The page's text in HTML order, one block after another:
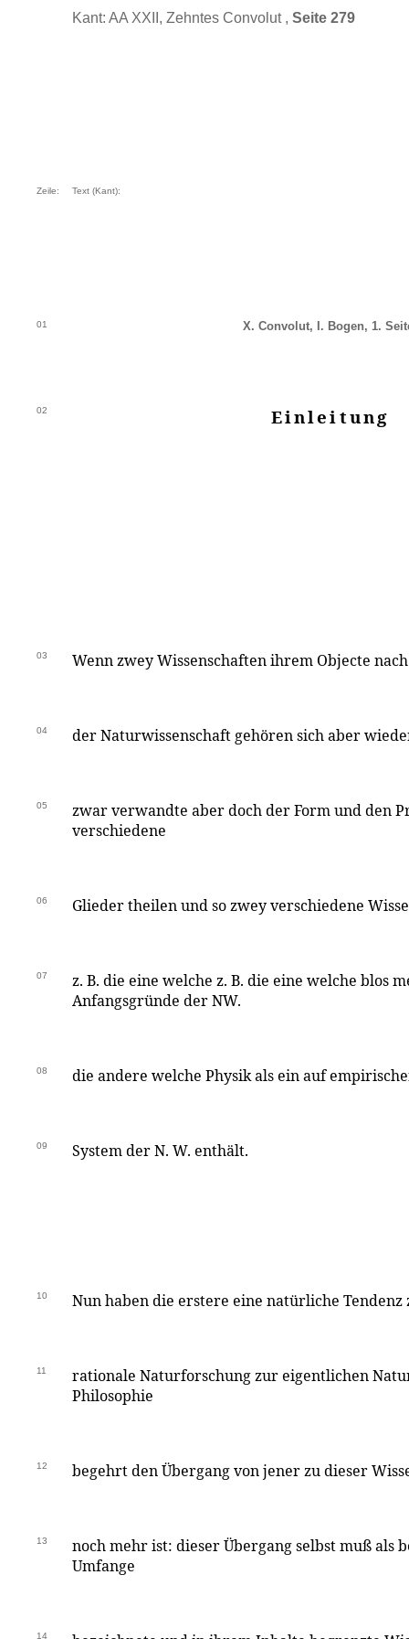
Kant: AA XXII, Zehntes Convolut , Seite 279
Zeile: Text (Kant):
01 X. Convolut, I. Bogen, 1.
02 Einleitung
03 Wenn zwey Wissenschaften ihrem Objecte nach
04 der Naturwissenschaft gehören sich aber
05
zwar verwandte aber doch der Form und den
verschiedene
06 Glieder theilen und so zwey verschiedene
07
z. B. die eine welche z. B. die eine welche blos
Anfangsgründe der NW.
08 die andere welche Physik als ein auf
09 System der N. W. enthält.
10 Nun haben die erstere eine natürliche
11
rationale Naturforschung zur eigentlichen
Philosophie
12 begehrt den Übergang von jener zu dieser
13
noch mehr ist: dieser Übergang selbst muß als
Umfange
14